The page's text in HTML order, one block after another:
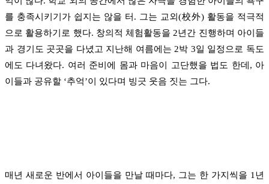
를 충족시키기가 쉽지는 않을 터. 그는 교외(校外) 활동을 적극적
으로 활용하기로 했다. 창의적 체험활동을 2년간 진행하며 아이들
과 경기도 곳곳을 다녔고 지난해 여름에는 2박 3일 일정으로 독도
에도 다녀왔다. 여러 준비에 몸과 마음이 고단했을 법도 한데, 아
이들과 공유할 ‘추억’이 있다며 빙긋 웃음 짓는 그다.
매년 새로운 반에서 아이들을 만날 때마다, 그는 한 가지씩을 1년